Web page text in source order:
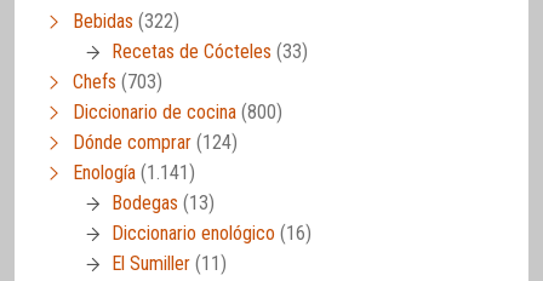
Bebidas (322)
Recetas de Cócteles (33)
Chefs (703)
Diccionario de cocina (800)
Dónde comprar (124)
Enología (1.141)
Bodegas (13)
Diccionario enológico (16)
El Sumiller (11)